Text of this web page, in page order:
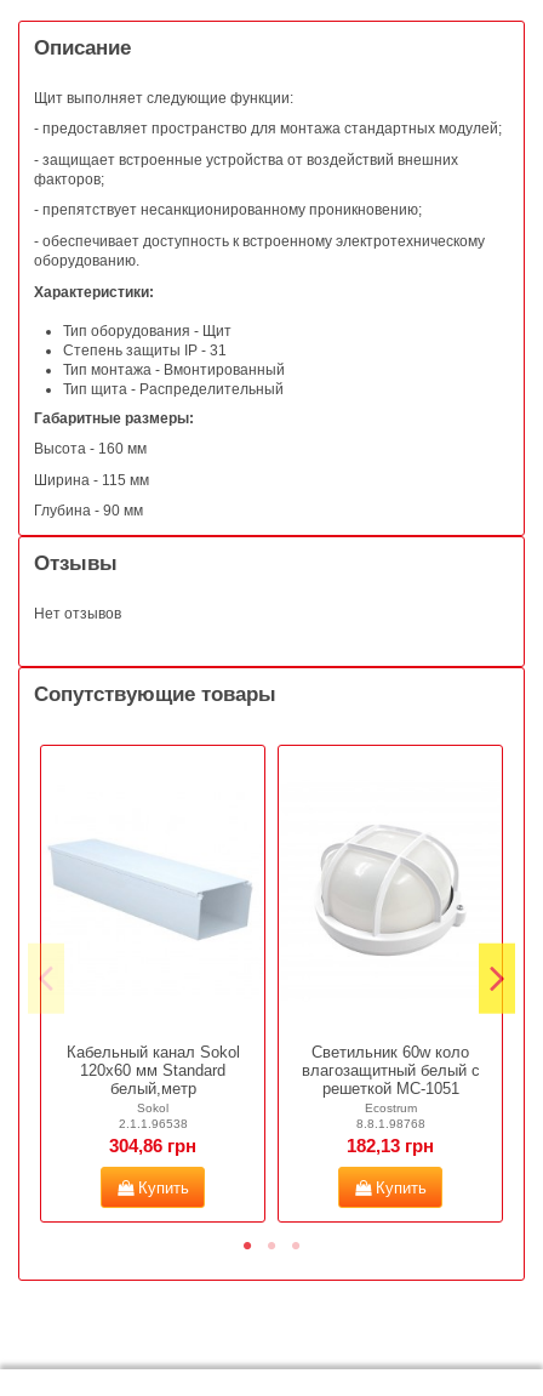
Описание
Щит выполняет следующие функции:
- предоставляет пространство для монтажа стандартных модулей;
- защищает встроенные устройства от воздействий внешних
факторов;
- препятствует несанкционированному проникновению;
- обеспечивает доступность к встроенному электротехническому
оборудованию.
Характеристики:
Тип оборудования - Щит
Степень защиты IP - 31
Тип монтажа - Вмонтированный
Тип щита - Распределительный
Габаритные размеры:
Высота - 160 мм
Ширина - 115 мм
Глубина - 90 мм
Отзывы
Нет отзывов
Сопутствующие товары
Кабельный канал Sokol
120х60 мм Standard
белый,метр
Sokol
2.1.1.96538
304,86 грн
Купить
Светильник 60w коло
влагозащитный белый с
решеткой МС-1051
Ecostrum
8.8.1.98768
182,13 грн
Купить